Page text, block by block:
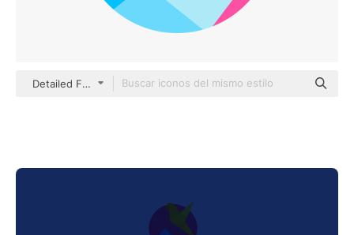
Detailed Flat Circular Flat